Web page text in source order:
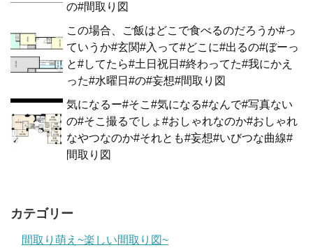
の#間取り図
この場合、ご飯はどこで食べるのだろうか#っ
ていうか#玄関#入って#どこに#出るの#ぼーっ
と#してたら#土日祝日#終わってた#我にかえ
った#水曜日#の#妄想#間取り図
気になるー#そこ#気になる#なんで#写真ない
の#そこ撮るでしょ#おしゃれなのか#おしゃれ
なやつなのか#それとも#妄想#いびつな曲線#
間取り図
カテゴリー
間取り萌え~楽しい間取り図~